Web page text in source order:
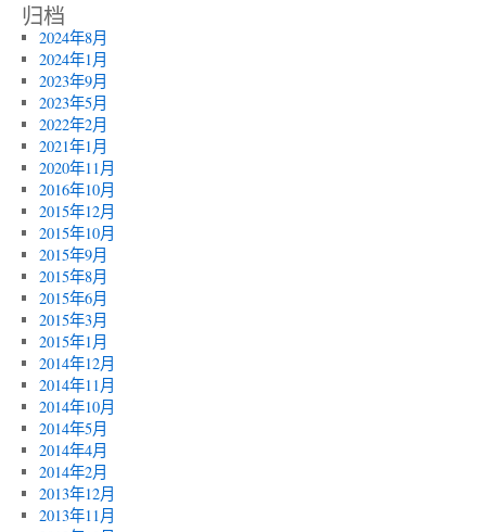
归档
2024年8月
2024年1月
2023年9月
2023年5月
2022年2月
2021年1月
2020年11月
2016年10月
2015年12月
2015年10月
2015年9月
2015年8月
2015年6月
2015年3月
2015年1月
2014年12月
2014年11月
2014年10月
2014年5月
2014年4月
2014年2月
2013年12月
2013年11月